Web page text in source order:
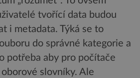
tvořící data budou
i metadata. Týká se to
do správné kategorie a
potřeba aby pro počítače
slovníky. Ale